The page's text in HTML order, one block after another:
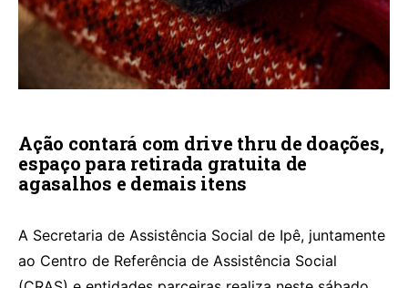
Ação contará com drive thru de doações,
espaço para retirada gratuita de
agasalhos e demais itens
A Secretaria de Assistência Social de Ipê, juntamente
ao Centro de Referência de Assistência Social